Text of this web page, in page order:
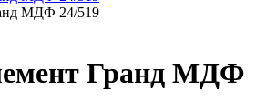
Гранд МДФ